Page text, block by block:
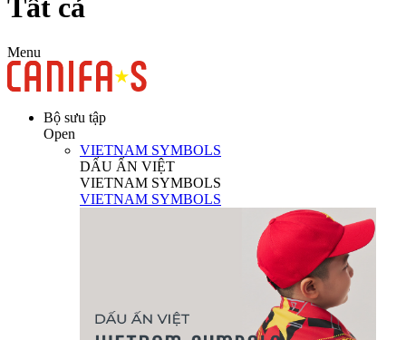
Tất cả
Menu
Bộ sưu tập
Open
VIETNAM SYMBOLS
DẤU ẤN VIỆT
VIETNAM SYMBOLS
VIETNAM SYMBOLS